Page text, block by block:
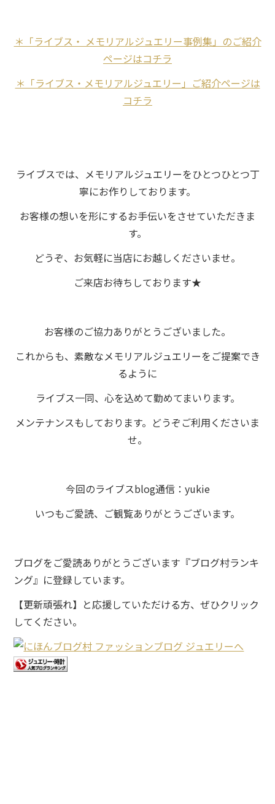
＊「ライブス・ メモリアルジュエリー事例集」のご紹介
ページはコチラ
＊「ライブス・メモリアルジュエリー」ご紹介ページは
コチラ
ライブスでは、メモリアルジュエリーをひとつひとつ丁
寧にお作りしております。
お客様の想いを形にするお手伝いをさせていただきま
す。
どうぞ、お気軽に当店にお越しくださいませ。
ご来店お待ちしております★
お客様のご協力ありがとうございました。
これからも、素敵なメモリアルジュエリーをご提案でき
るように
ライブス一同、心を込めて勤めてまいります。
メンテナンスもしております。どうぞご利用くださいま
せ。
今回のライブスblog通信：yukie
いつもご愛読、ご観覧ありがとうございます。
ブログをご愛読ありがとうございます『ブログ村ランキ
ング』に登録しています。
【更新頑張れ】と応援していただける方、ぜひクリック
してください。